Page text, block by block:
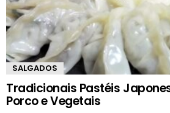
SALGADOS
Tradicionais Pastéis
Porco e Vegetais